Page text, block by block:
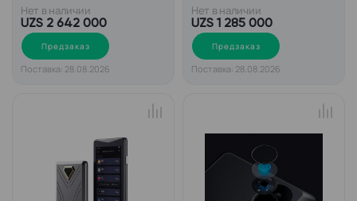
Нет в наличии
UZS 2 642 000
Предзаказ
Поставка: 28.08.2026
Нет в наличии
UZS 1 285 000
Предзаказ
Поставка: 28.08.2026